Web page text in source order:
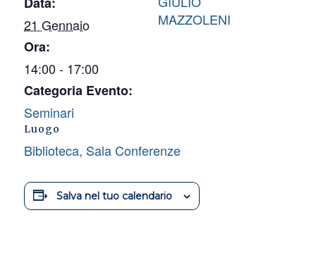
21 Gennaio
Ora:
14:00 - 17:00
Categoria Evento:
Seminari
Luogo
Biblioteca, Sala Conferenze
MAZZOLENI
Salva nel tuo calendario